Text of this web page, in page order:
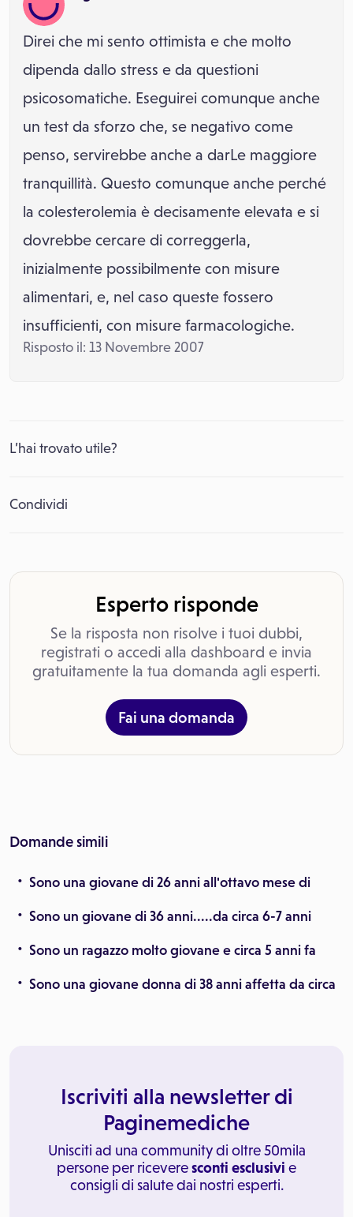
Direi che mi sento ottimista e che molto
dipenda dallo stress e da questioni
psicosomatiche. Eseguirei comunque anche
un test da sforzo che, se negativo come
penso, servirebbe anche a darLe maggiore
tranquillità. Questo comunque anche perché
la colesterolemia è decisamente elevata e si
dovrebbe cercare di correggerla,
inizialmente possibilmente con misure
alimentari, e, nel caso queste fossero
insufficienti, con misure farmacologiche.
Risposto il: 13 Novembre 2007
L’hai trovato utile?
Condividi
Esperto risponde
Se la risposta non risolve i tuoi dubbi,
registrati o accedi alla dashboard e invia
gratuitamente la tua domanda agli esperti.
Fai una domanda
Domande simili
Sono una giovane di 26 anni all'ottavo mese di
Sono un giovane di 36 anni.....da circa 6-7 anni
Sono un ragazzo molto giovane e circa 5 anni fa
Sono una giovane donna di 38 anni affetta da circa
Iscriviti alla newsletter di
Paginemediche
Unisciti ad una community di oltre 50mila
persone per riceveresconti esclusivi e
consigli di salute dai nostri esperti.